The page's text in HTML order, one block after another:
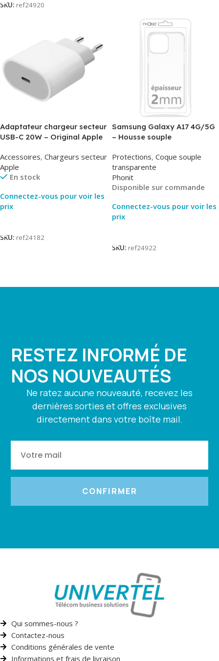
SKU: ref24920
Adaptateur chargeur secteur
USB-C 20W – Original Apple
Accessoires, Chargeurs secteur
Apple
En stock
Connectez-vous pour voir les
prix
SKU: ref24182
Samsung Galaxy A17 4G/5G
– Housse souple
Protections, Coque souple
transparente
Phonit
Disponible sur commande
Connectez-vous pour voir les
prix
SKU: ref24922
RESTEZ INFORMÉ DE
NOS NOUVEAUTÉS
Ne ratez aucune nouveauté, recevez les
dernières sorties et offres exclusives
directement dans votre boîte mail.
CONFIRMER
Qui sommes-nous ?
Contactez-nous
Conditions générales de vente
Informations et frais de livraison